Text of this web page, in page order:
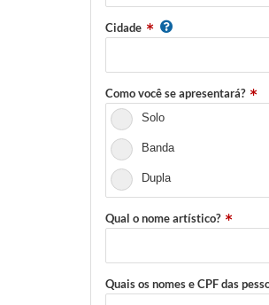
Cidade
Como você se apresentará?
Solo
Banda
Dupla
Qual o nome artístico?
Quais os nomes e CPF das